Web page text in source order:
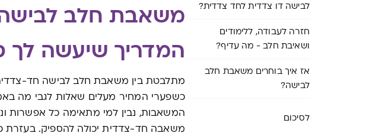
לבישה דו צדדית לחד צדדית?
חזרה לעבודה, ללימודים
ושאיבת חלב - מה עדיף?
אז איך בוחרים משאבת חלב
לבישה?
לסיכום
משאבת חלב
המדריך שיעשה לך
מתלבטת בין משאבת חלב לבישה חד-
כשפערי המחיר מעלים שאלות לגבי מה
המשאבות, נבין למי מתאימה כל אפשרות
משאבה חד-צדדית יכולה להספיק. בעזרת